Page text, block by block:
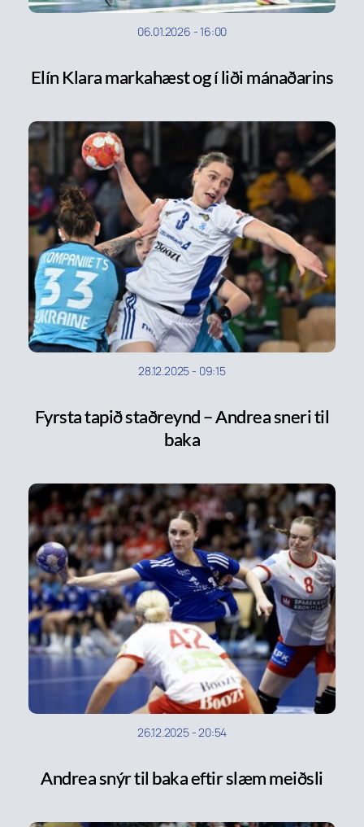
06.01.2026 -16:00
Elín Klara markahæst og í liði mánaðarins
28.12.2025 - 09:15
Fyrsta tapið staðreynd – Andrea sneri til
baka
26.12.2025-20:54
Andrea snýr til baka eftir slæm meiðsli